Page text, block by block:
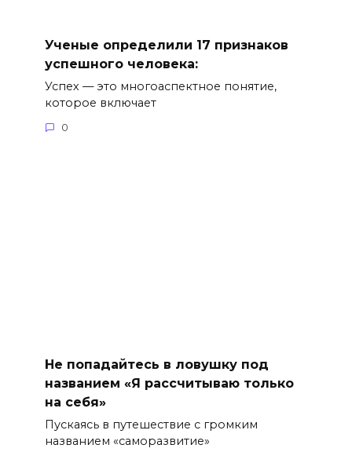
Ученые определили 17 признаков
успешного человека:
Успех — это многоаспектное понятие,
которое включает
0
Не попадайтесь в ловушку под
названием «Я рассчитываю только
на себя»
Пускаясь в путешествие с громким
названием «саморазвитие»